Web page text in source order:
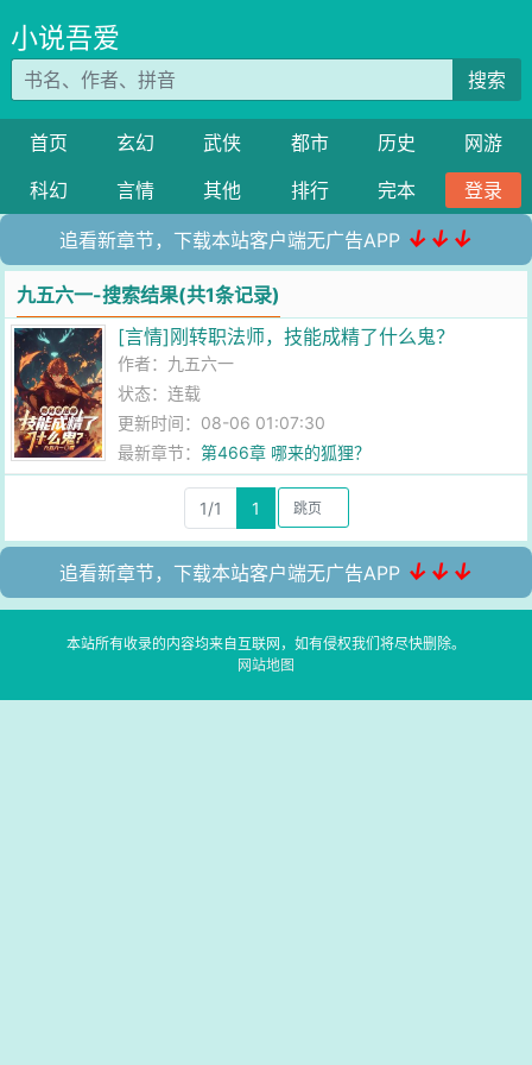
小说吾爱
搜索
首页 玄幻 武侠 都市 历史
网游
科幻
言情 其他 排行 完本 登录
追看新章节，下载本站客户端无广告APP ↓↓↓
九五六一-搜索结果(共1条记录)
[言情]刚转职法师，技能成精了什么鬼？
作者： 九五六一
状态：连载
更新时间：08-06 01:07:30
最新章节：第466章 哪来的狐狸？
1/1 1
追看新章节，下载本站客户端无广告APP ↓↓↓
本站所有收录的内容均来自互联网，如有侵权我们将尽快删除。
网站地图